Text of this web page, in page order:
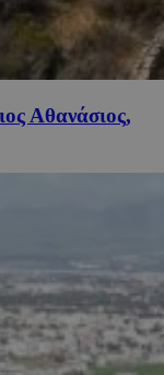
Αθανάσιος,